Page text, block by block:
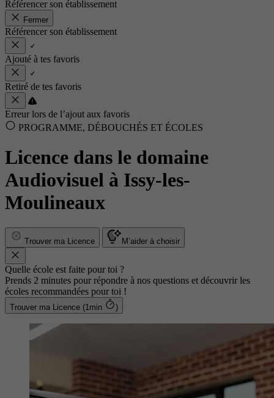
Référencer son établissement
Fermer
Référencer son établissement
Ajouté à tes favoris
Retiré de tes favoris
Erreur lors de l’ajout aux favoris
PROGRAMME, DÉBOUCHÉS ET ÉCOLES
Licence dans le domaine
Audiovisuel à Issy-les-
Moulineaux
Trouver ma Licence M’aider à choisir
Quelle école est faite pour toi ?
Prends 2 minutes pour répondre à nos questions et découvrir les
écoles recommandées pour toi !
Trouver ma Licence (1min )